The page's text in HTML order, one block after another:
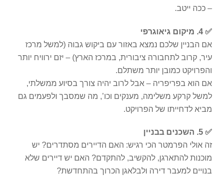
– ככה ייטב.
✅ 4. מיקום גיאוגרפי
אם הבניין שלכם נמצא באזור עם ביקוש גבוה (למשל מרכז
עיר, קרוב לתחבורה ציבורית, במרכז הארץ) – יזם ירוויח יותר
והפרויקט כמובן יותר משתלם.
אם הוא בפריפריה – אבל לרוב יהיה צורך בסיוע ממשלתי,
למשל קרקע משלימה, מענקים וכו’, מה שמסבך ולפעמים גם
מביא לדחייתו של הפרויקט.
✅ 5. השכנים בבניין
זה אולי הפרמטר הכי רגיש: האם הדיירים מסתדרים? יש
מוכנות להתארגן, להקשיב, להתקדם? האם יש דיירים שלא
בנויים למעבר דירה ולבלאגן הכרוך בהתחדשת?